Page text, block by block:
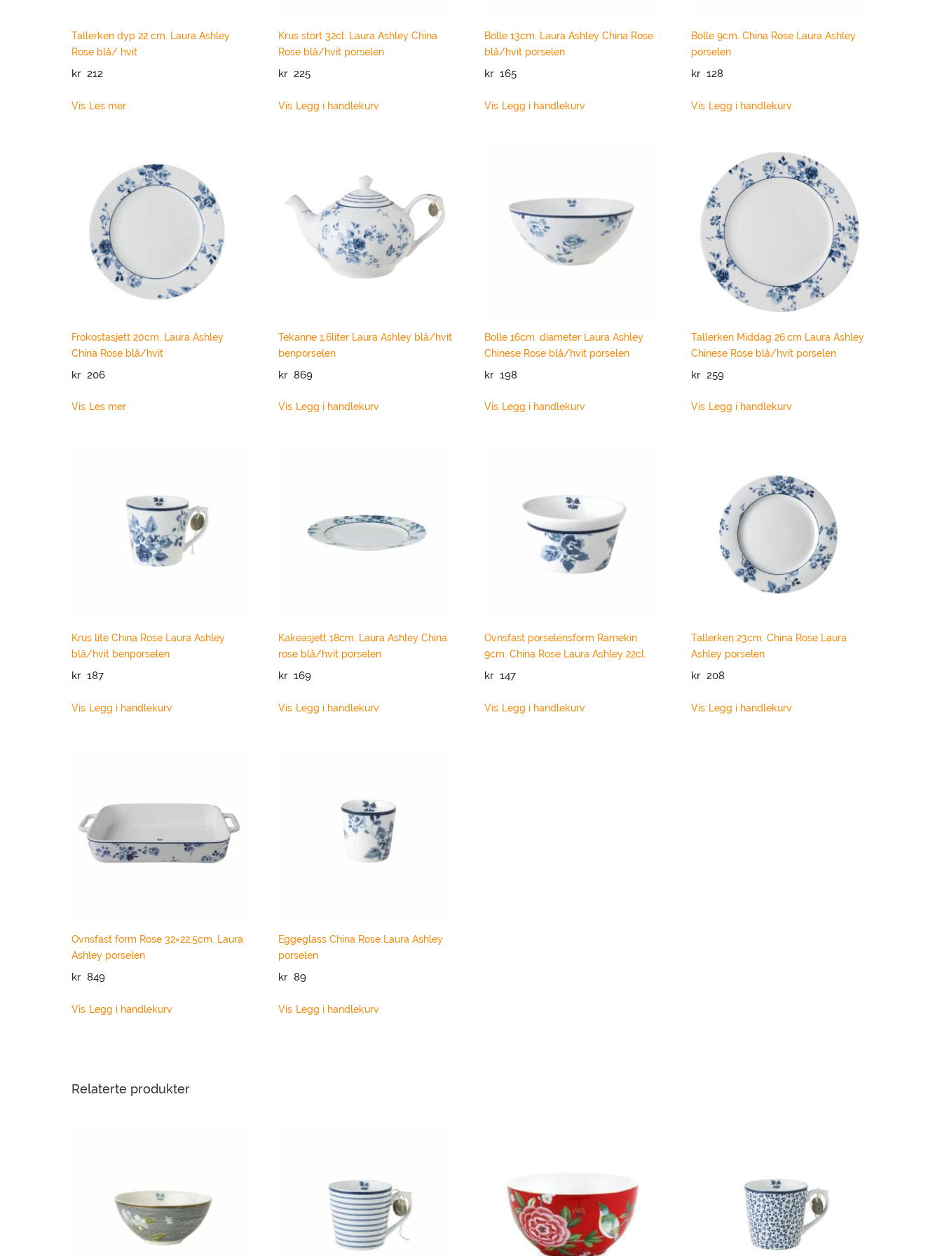
Tallerken dyp 22 cm. Laura Ashley
Rose blå/ hvit
kr 212
Vis Les mer
Krus stort 32cl. Laura Ashley China
Rose blå/hvit porselen
kr 225
Vis Legg i handlekurv
Bolle 13cm. Laura Ashley China Rose
blå/hvit porselen
kr 165
Vis Legg i handlekurv
Bolle 9cm. China Rose Laura Ashley
porselen
kr 128
Vis Legg i handlekurv
Frokostasjett 20cm. Laura Ashley
China Rose blå/hvit
kr 206
Vis Les mer
Tekanne 1,6liter Laura Ashley blå/hvit
benporselen
kr 869
Vis Legg i handlekurv
Bolle 16cm. diameter Laura Ashley
Chinese Rose blå/hvit porselen
kr 198
Vis Legg i handlekurv
Tallerken Middag 26.cm Laura Ashley
Chinese Rose blå/hvit porselen
kr 259
Vis Legg i handlekurv
Krus lite China Rose Laura Ashley
blå/hvit benporselen
kr 187
Vis Legg i handlekurv
Kakeasjett 18cm. Laura Ashley China
rose blå/hvit porselen
kr 169
Vis Legg i handlekurv
Ovnsfast porselensform Ramekin
9cm. China Rose Laura Ashley 22cl.
kr 147
Vis Legg i handlekurv
Tallerken 23cm. China Rose Laura
Ashley porselen
kr 208
Vis Legg i handlekurv
Ovnsfast form Rose 32×22,5cm. Laura
Ashley porselen
kr 849
Vis Legg i handlekurv
Eggeglass China Rose Laura Ashley
porselen
kr 89
Vis Legg i handlekurv
Relaterte produkter